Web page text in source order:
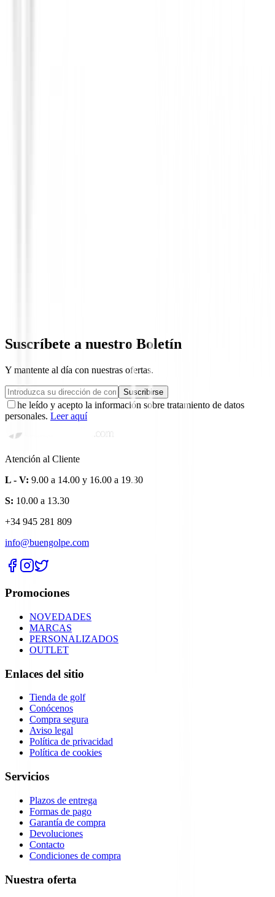
Suscríbete a nuestro Boletín
Y mantente al día con nuestras ofertas.
Suscribirse
he leído y acepto la información sobre tratamiento de datos
personales. Leer aquí
Atención al Cliente
L - V: 9.00 a 14.00 y 16.00 a 19.30
S: 10.00 a 13.30
+34 945 281 809
info@buengolpe.com
Promociones
NOVEDADES
MARCAS
PERSONALIZADOS
OUTLET
Enlaces del sitio
Tienda de golf
Conócenos
Compra segura
Aviso legal
Política de privacidad
Política de cookies
Servicios
Plazos de entrega
Formas de pago
Garantía de compra
Devoluciones
Contacto
Condiciones de compra
Nuestra oferta